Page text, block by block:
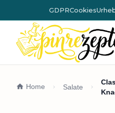
GDPRCookies
Home Salate